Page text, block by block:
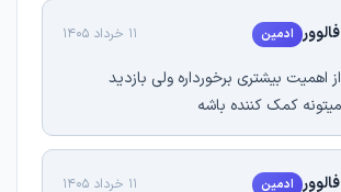
ادمین 11 خرداد 1405
اهمیت بیشتری برخورداره ولی بازدید
کمک کننده باشه
ادمین 11 خرداد 1405